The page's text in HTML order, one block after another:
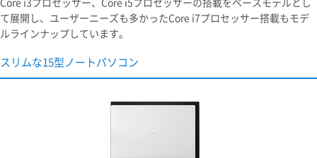
て展開し、ユーザーニーズも多かったCore i7プロセッサー搭載もモデ
ルラインナップしています。
スリムな15型ノートパソコン